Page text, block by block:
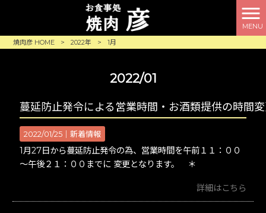
MENU
焼肉彦 HOME
> 2022年 > 1月
2022/01
蔓延防止発令による営業時間・お酒類提供の時間
2022/01/25｜新着情報
1月27日から蔓延防止発令の為、営業時間を午前１１：００
～午後２１：００までに 変更となります。 ＊
詳細はこちら